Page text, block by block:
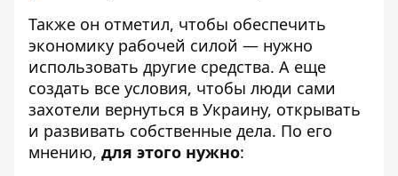
Также он отметил, чтобы обеспечить
экономику рабочей силой — нужно
использовать другие средства. А еще
создать все условия, чтобы люди сами
захотели вернуться в Украину, открывать
и развивать собственные дела. По его
мнению, для этого нужно: